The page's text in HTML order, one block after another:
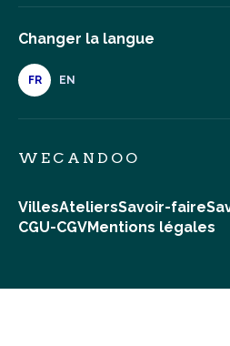
Changer la langue
FR EN
WECANDOO
VillesAteliersSavoir-faire
CGU-CGVMentions légales